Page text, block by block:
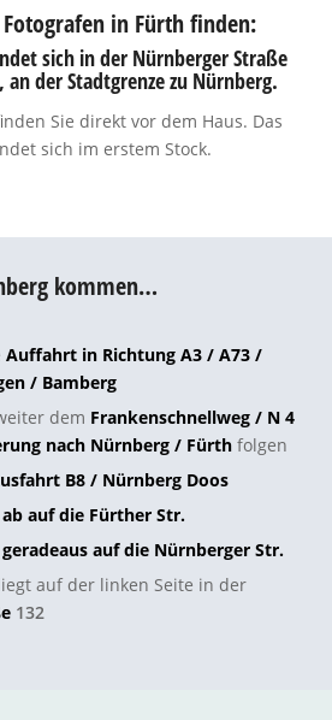
Fotografen in Fürth finden:
sich in der Nürnberger Straße
an der Stadtgrenze zu Nürnberg.
Sie direkt vor dem Haus. Das
sich im erstem Stock.
kommen…
Auffahrt in Richtung A3 / A73 /
/ Bamberg
dem Frankenschnellweg / N 4
nach Nürnberg / Fürth folgen
B8 / Nürnberg Doos
ab auf die Fürther Str.
auf die Nürnberger Str.
auf der linken Seite in der
132